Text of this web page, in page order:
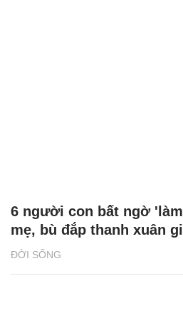
ĐỜI SỐNG
6 người con bất ngờ
mẹ, bù đắp thanh xuân